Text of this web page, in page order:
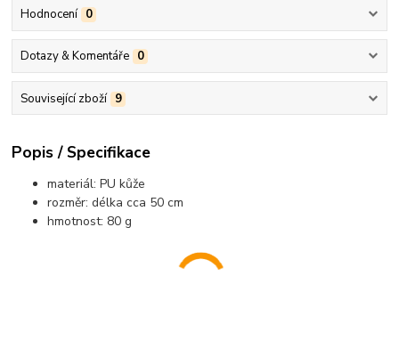
Hodnocení 0
Dotazy & Komentáře 0
Související zboží 9
Popis / Specifikace
materiál: PU kůže
rozměr: délka cca 50 cm
hmotnost: 80 g